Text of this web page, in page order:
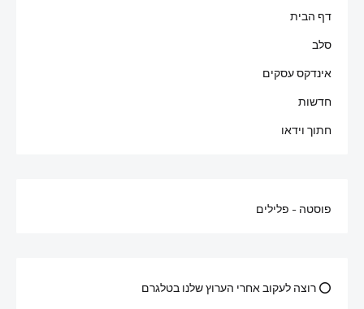
דף הבית
סלב
אינדקס עסקים
חדשות
חתוך וידאו
פוסטה - פלילים
⭕ רוצה לעקוב אחרי הערוץ שלנו בטלגרם